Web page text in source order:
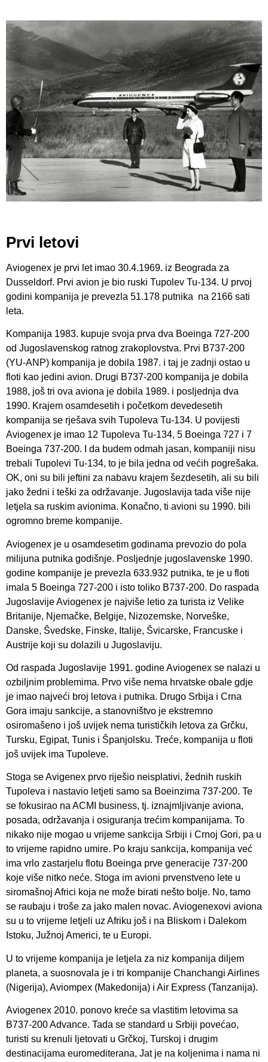
Prvi letovi
Aviogenex je prvi let imao 30.4.1969. iz Beograda za
Dusseldorf. Prvi avion je bio ruski Tupolev Tu-134. U prvoj
godini kompanija je prevezla 51.178 putnika na 2166 sati
leta.
Kompanija 1983. kupuje svoja prva dva Boeinga 727-200
od Jugoslavenskog ratnog zrakoplovstva. Prvi B737-200
(YU-ANP) kompanija je dobila 1987. i taj je zadnji ostao u
floti kao jedini avion. Drugi B737-200 kompanija je dobila
1988, još tri ova aviona je dobila 1989. i posljednja dva
1990. Krajem osamdesetih i početkom devedesetih
kompanija se rješava svih Tupoleva Tu-134. U povijesti
Aviogenex je imao 12 Tupoleva Tu-134, 5 Boeinga 727 i 7
Boeinga 737-200. I da budem odmah jasan, kompaniji nisu
trebali Tupolevi Tu-134, to je bila jedna od većih pogrešaka.
OK, oni su bili jeftini za nabavu krajem šezdesetih, ali su bili
jako žedni i teški za održavanje. Jugoslavija tada više nije
letjela sa ruskim avionima. Konačno, ti avioni su 1990. bili
ogromno breme kompanije.
Aviogenex je u osamdesetim godinama prevozio do pola
milijuna putnika godišnje. Posljednje jugoslavenske 1990.
godine kompanije je prevezla 633.932 putnika, te je u floti
imala 5 Boeinga 727-200 i isto toliko B737-200. Do raspada
Jugoslavije Aviogenex je najviše letio za turista iz Velike
Britanije, Njemačke, Belgije, Nizozemske, Norveške,
Danske, Švedske, Finske, Italije, Švicarske, Francuske i
Austrije koji su dolazili u Jugoslaviju.
Od raspada Jugoslavije 1991. godine Aviogenex se nalazi u
ozbiljnim problemima. Prvo više nema hrvatske obale gdje
je imao najveći broj letova i putnika. Drugo Srbija i Crna
Gora imaju sankcije, a stanovništvo je ekstremno
osiromašeno i još uvijek nema turističkih letova za Grčku,
Tursku, Egipat, Tunis i Španjolsku. Treće, kompanija u floti
još uvijek ima Tupoleve.
Stoga se Avigenex prvo riješio neisplativi, žednih ruskih
Tupoleva i nastavio letjeti samo sa Boeinzima 737-200. Te
se fokusirao na ACMI business, tj. iznajmljivanje aviona,
posada, održavanja i osiguranja trećim kompanijama. To
nikako nije mogao u vrijeme sankcija Srbiji i Crnoj Gori, pa u
to vrijeme rapidno umire. Po kraju sankcija, kompanija već
ima vrlo zastarjelu flotu Boeinga prve generacije 737-200
koje više nitko neće. Stoga im avioni prvenstveno lete u
siromašnoj Africi koja ne može birati nešto bolje. No, tamo
se raubaju i troše za jako malen novac. Aviogenexovi aviona
su u to vrijeme letjeli uz Afriku još i na Bliskom i Dalekom
Istoku, Južnoj Americi, te u Europi.
U to vrijeme kompanija je letjela za niz kompanija diljem
planeta, a suosnovala je i tri kompanije Chanchangi Airlines
(Nigerija), Aviompex (Makedonija) i Air Express (Tanzanija).
Aviogenex 2010. ponovo kreće sa vlastitim letovima sa
B737-200 Advance. Tada se standard u Srbiji povećao,
turisti su krenuli ljetovati u Grčkoj, Turskoj i drugim
destinacijama euromediterana, Jat je na koljenima i nama ni